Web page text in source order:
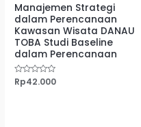
Manajemen Strategi
dalam Perencanaan
Kawasan Wisata DANAU
TOBA Studi Baseline
dalam Perencanaan
Dinilai
0
Rp42.000